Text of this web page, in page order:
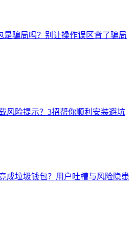
是骗局吗？别让操作误区背了骗局
风险提示？3招帮你顺利安装避坑
成垃圾钱包？用户吐槽与风险隐患